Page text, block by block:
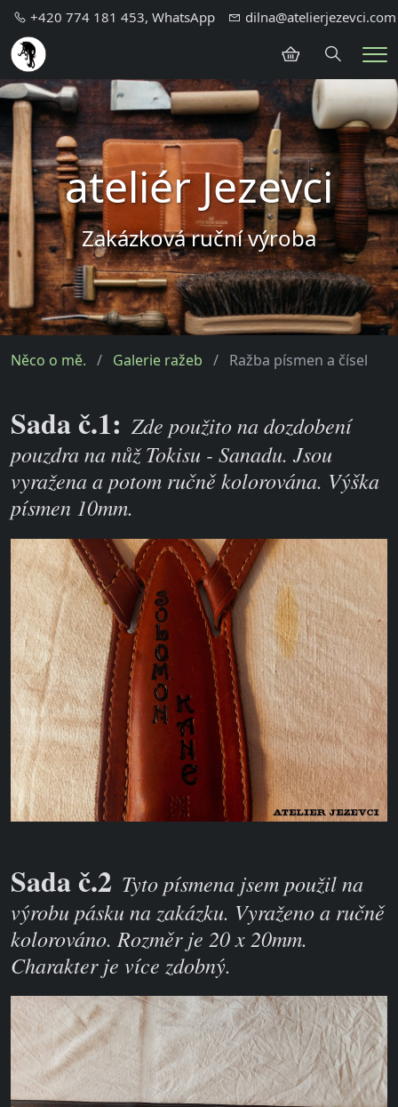
+420 774 181 453, WhatsApp dilna@atelierjezevci.com
Hledání
ateliér Jezevci
Zakázková ruční výroba
Něco o mě. Galerie ražeb Ražba písmen a čísel
Sada č.1: Zde použito na dozdobení
pouzdra na nůž Tokisu - Sanadu. Jsou
vyražena a potom ručně kolorována. Výška
písmen 10mm.
Sada č.2 Tyto písmena jsem použil na
výrobu pásku na zakázku. Vyraženo a ručně
kolorováno. Rozměr je 20 x 20mm.
Charakter je více zdobný.